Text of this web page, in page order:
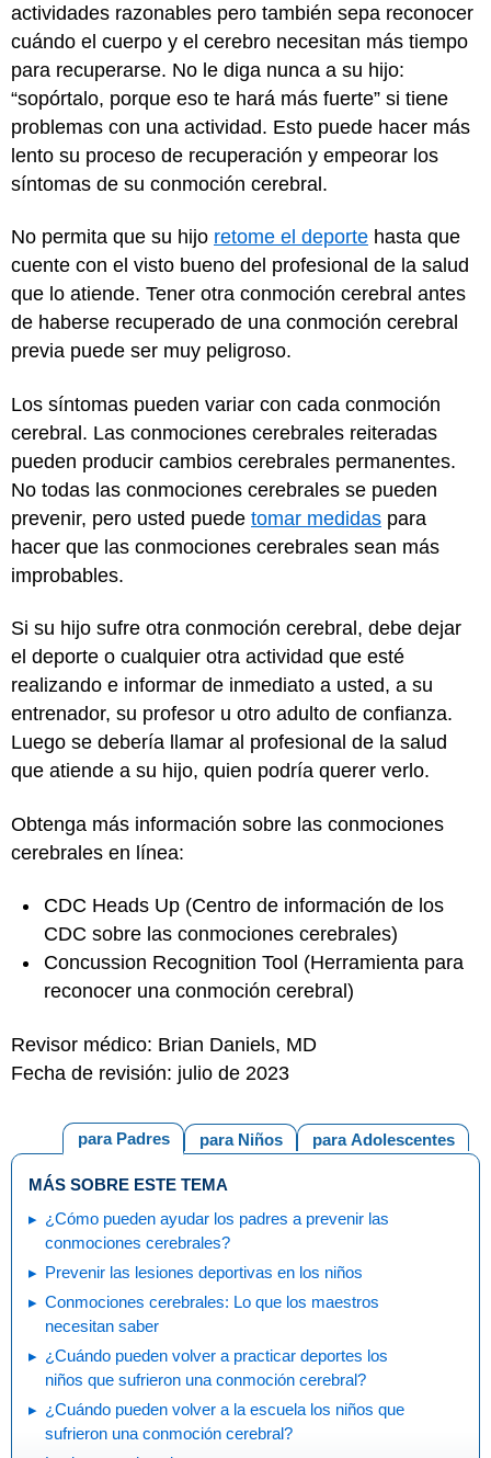
actividades razonables pero también sepa reconocer
cuándo el cuerpo y el cerebro necesitan más tiempo
para recuperarse. No le diga nunca a su hijo:
“sopórtalo, porque eso te hará más fuerte” si tiene
problemas con una actividad. Esto puede hacer más
lento su proceso de recuperación y empeorar los
síntomas de su conmoción cerebral.
No permita que su hijo retome el deporte hasta que
cuente con el visto bueno del profesional de la salud
que lo atiende. Tener otra conmoción cerebral antes
de haberse recuperado de una conmoción cerebral
previa puede ser muy peligroso.
Los síntomas pueden variar con cada conmoción
cerebral. Las conmociones cerebrales reiteradas
pueden producir cambios cerebrales permanentes.
No todas las conmociones cerebrales se pueden
prevenir, pero usted puede tomar medidas para
hacer que las conmociones cerebrales sean más
improbables.
Si su hijo sufre otra conmoción cerebral, debe dejar
el deporte o cualquier otra actividad que esté
realizando e informar de inmediato a usted, a su
entrenador, su profesor u otro adulto de confianza.
Luego se debería llamar al profesional de la salud
que atiende a su hijo, quien podría querer verlo.
Obtenga más información sobre las conmociones
cerebrales en línea:
CDC Heads Up (Centro de información de los
CDC sobre las conmociones cerebrales)
Concussion Recognition Tool (Herramienta para
reconocer una conmoción cerebral)
Revisor médico: Brian Daniels, MD
Fecha de revisión: julio de 2023
para Adolescentes
para Niños
para Padres
MÁS SOBRE ESTE TEMA
¿Cómo pueden ayudar los padres a prevenir las
conmociones cerebrales?
Prevenir las lesiones deportivas en los niños
Conmociones cerebrales: Lo que los maestros
necesitan saber
¿Cuándo pueden volver a practicar deportes los
niños que sufrieron una conmoción cerebral?
¿Cuándo pueden volver a la escuela los niños que
sufrieron una conmoción cerebral?